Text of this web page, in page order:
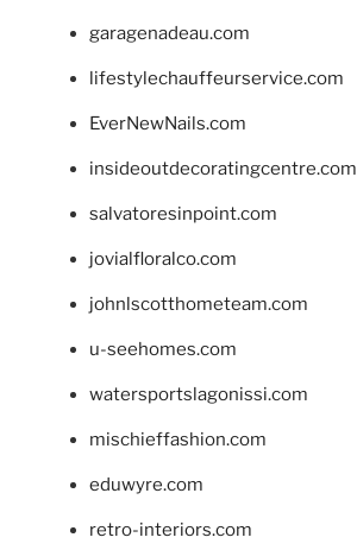
garagenadeau.com
lifestylechauffeurservice.com
EverNewNails.com
insideoutdecoratingcentre.com
salvatoresinpoint.com
jovialfloralco.com
johnlscotthometeam.com
u-seehomes.com
watersportslagonissi.com
mischieffashion.com
eduwyre.com
retro-interiors.com